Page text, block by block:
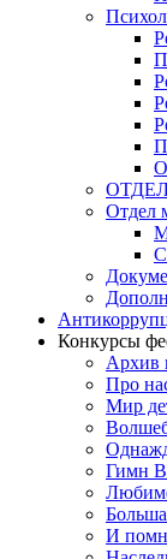
Отдел
Конкурсы
Архив
Про
Мир
Гимн
И